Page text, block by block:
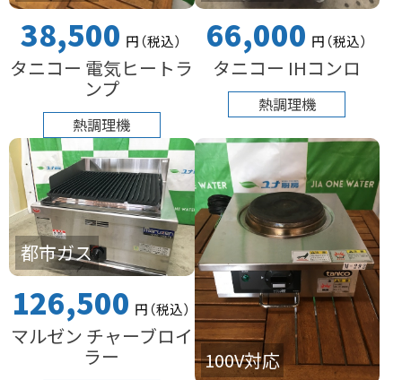
38,500 円（税込）
タニコー 電気ヒートラ
ンプ
熱調理機
66,000 円（税込）
タニコー IHコンロ
熱調理機
都市ガス
126,500 円（税込）
マルゼン チャーブロイ
ラー 100V対応